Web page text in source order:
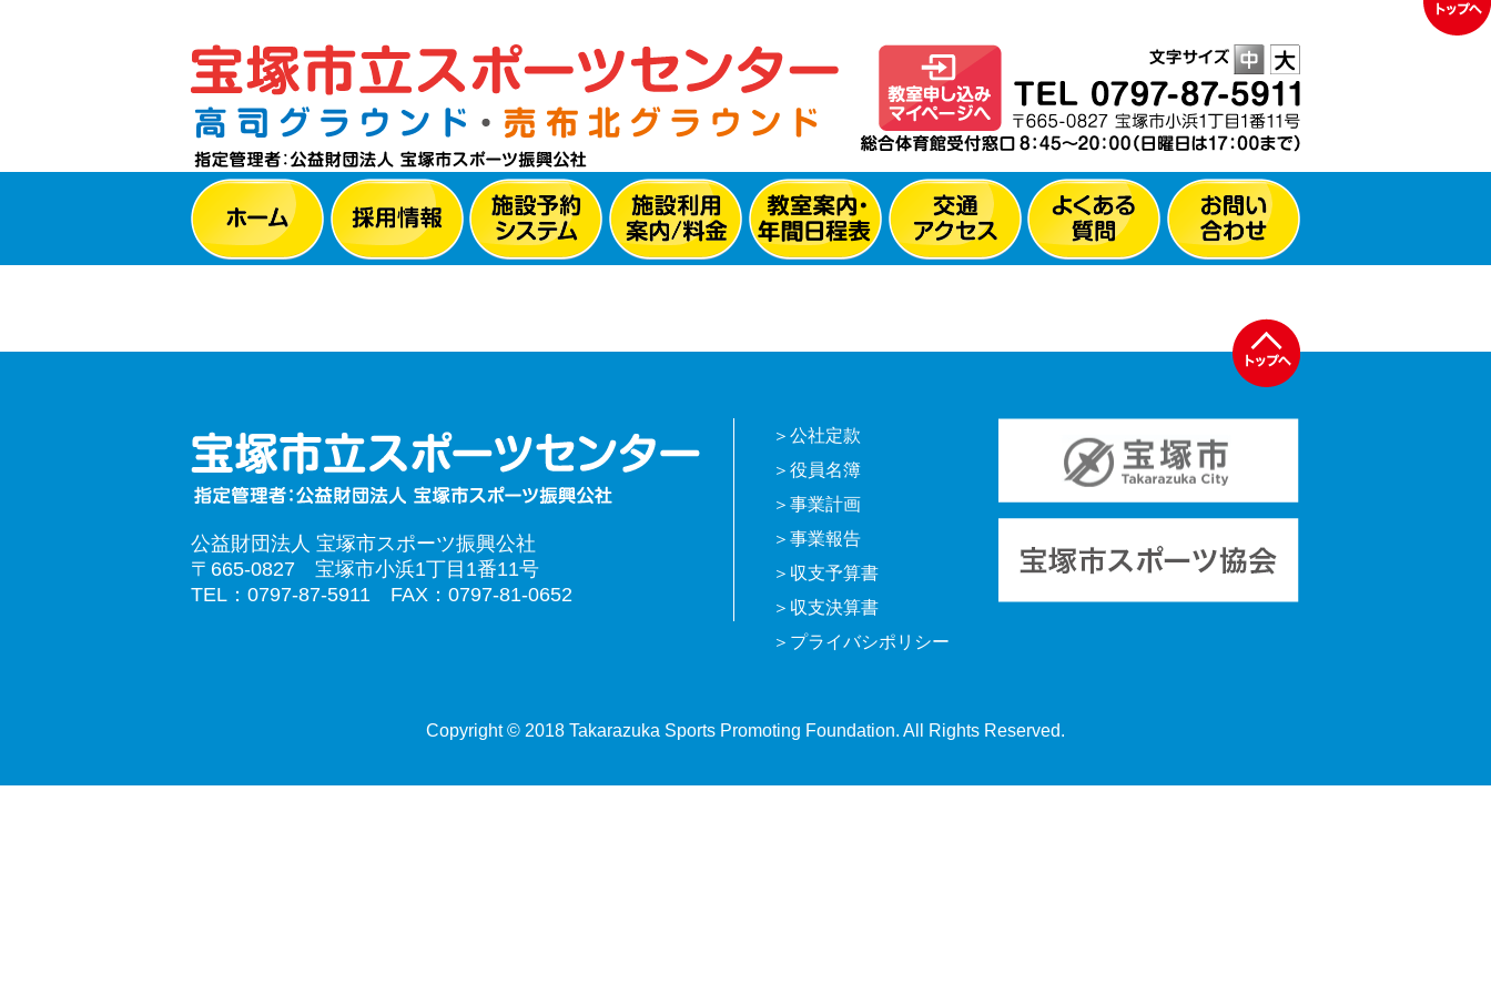
公益財団法人 宝塚市スポーツ振興公社
〒665-0827 宝塚市小浜1丁目1番11号
TEL：0797-87-5911 FAX：0797-81-0652
公社定款
役員名簿
事業計画
事業報告
収支予算書
収支決算書
プライバシポリシー
Copyright © 2018 Takarazuka Sports Promoting Foundation. All Rights Reserved.